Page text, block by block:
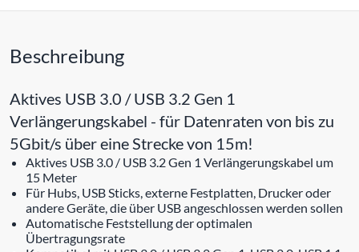
Beschreibung
Aktives USB 3.0 / USB 3.2 Gen 1
Verlängerungskabel - für Datenraten von bis zu
5Gbit/s über eine Strecke von 15m!
Aktives USB 3.0 / USB 3.2 Gen 1 Verlängerungskabel um
15 Meter
Für Hubs, USB Sticks, externe Festplatten, Drucker oder
andere Geräte, die über USB angeschlossen werden sollen
Automatische Feststellung der optimalen
Übertragungsrate